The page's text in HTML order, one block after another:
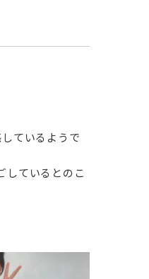
ているようで
しているとのこ